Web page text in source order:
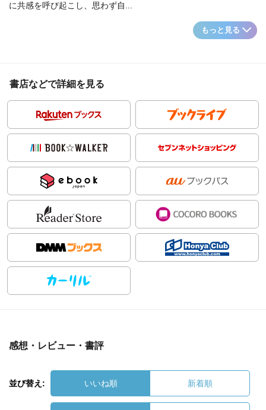
に共感を呼び起こし、思わず自...
もっと見る
書店などで詳細を見る
感想・レビュー・書評
並び替え: いいね順 新着順